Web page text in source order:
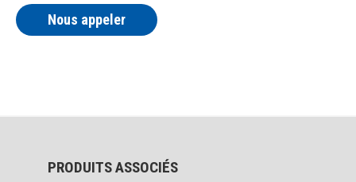
Nous appeler
PRODUITS ASSOCIÉS